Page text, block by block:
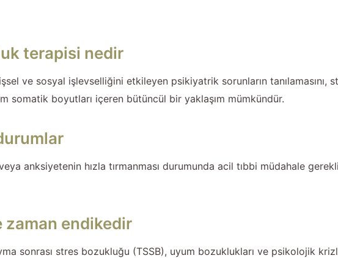
terapisi nedir
ve sosyal işlevselliğini etkileyen psikiyatrik sorunların tanılamasını,
somatik boyutları içeren bütüncül bir yaklaşım mümkündür.
anksiyetenin hızla tırmanması durumunda acil tıbbi müdahale
endikedir
sonrası stres bozukluğu (TSSB), uyum bozuklukları ve psikolojik